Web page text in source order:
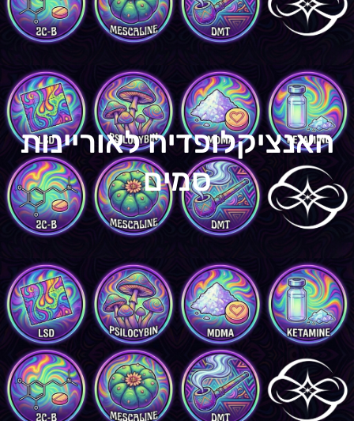
האנציקלופדיה לאוריינות
סמים